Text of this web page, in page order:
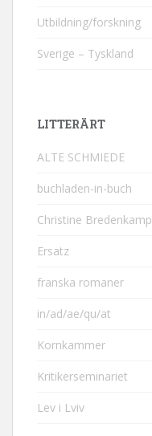
Utbildning/forskning
Sverige – Tyskland
LITTERÄRT
ALTE SCHMIEDE
buchladen-in-buch
Christine Bredenkamp
Ersatz
franska romaner
in/ad/ae/qu/at
Kornkammer
Kritikerseminariet
Lev i Lviv